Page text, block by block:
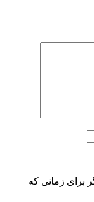
برای زمانی که